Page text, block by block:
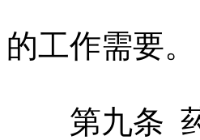
的工作需要。
第九条 药